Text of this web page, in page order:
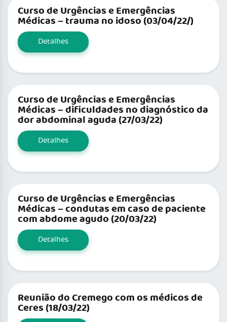
Curso de Urgências e Emergências
Médicas – trauma no idoso (03/04/22/)
Detalhes
Curso de Urgências e Emergências
Médicas – dificuldades no diagnóstico da
dor abdominal aguda (27/03/22)
Detalhes
Curso de Urgências e Emergências
Médicas – condutas em caso de paciente
com abdome agudo (20/03/22)
Detalhes
Reunião do Cremego com os médicos de
Ceres (18/03/22)